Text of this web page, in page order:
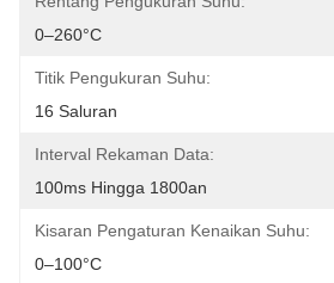
0–260°C
Titik Pengukuran Suhu:
16 Saluran
Interval Rekaman Data:
100ms Hingga 1800an
Kisaran Pengaturan Kenaikan Suhu:
0–100°C